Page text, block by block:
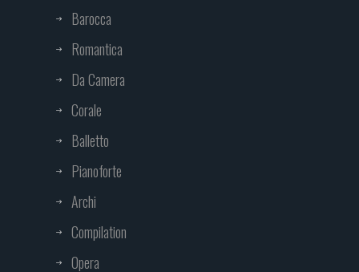
Barocca
Romantica
Da Camera
Corale
Balletto
Pianoforte
Archi
Compilation
Opera